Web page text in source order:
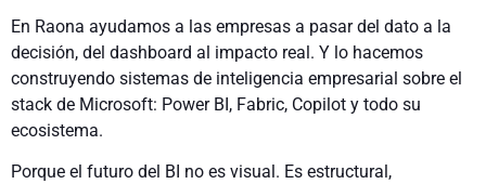
En Raona ayudamos a las empresas a pasar del dato a la
decisión, del dashboard al impacto real. Y lo hacemos
construyendo sistemas de inteligencia empresarial sobre el
stack de Microsoft: Power BI, Fabric, Copilot y todo su
ecosistema.
Porque el futuro del BI no es visual. Es estructural,